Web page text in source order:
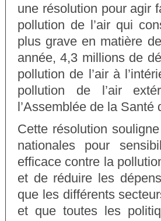
une résolution pour agir
pollution de l’air qui
plus grave en matière
année, 4,3 millions de
pollution de l’air à
pollution de l’air
l’Assemblée de la
Cette résolution
nationales pour
efficace contre la
et de réduire les
que les différents
et que toutes les